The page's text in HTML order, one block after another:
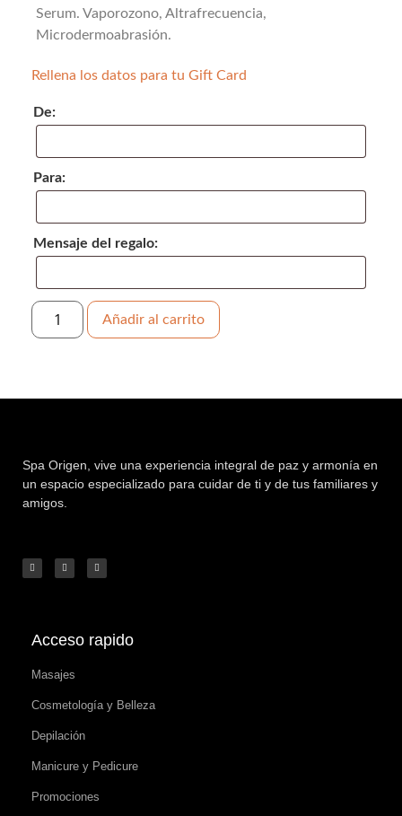
Serum. Vaporozono, Altrafrecuencia,
Microdermoabrasión.
Rellena los datos para tu Gift Card
De:
Para:
Mensaje del regalo:
Añadir al carrito
Spa Origen, vive una experiencia integral de paz y armonía en
un espacio especializado para cuidar de ti y de tus familiares y
amigos.
Acceso rapido
Masajes
Cosmetología y Belleza
Depilación
Manicure y Pedicure
Promociones